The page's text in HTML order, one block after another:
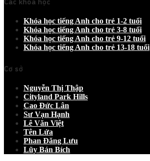
Khóa học tiếng Anh cho trẻ 1-2 tuổi
Khóa học tiếng Anh cho trẻ 3-8 tuổi
Khóa học tiếng Anh cho trẻ 9-12 tuổi
Khóa học tiếng Anh cho trẻ 13-18 tuổi
Cơ sở
Nguyễn Thị Thập
Cityland Park Hills
Cao Đức Lân
Sư Vạn Hạnh
Lê Văn Việt
Tên Lửa
Phan Đăng Lưu
Lũy Bán Bích